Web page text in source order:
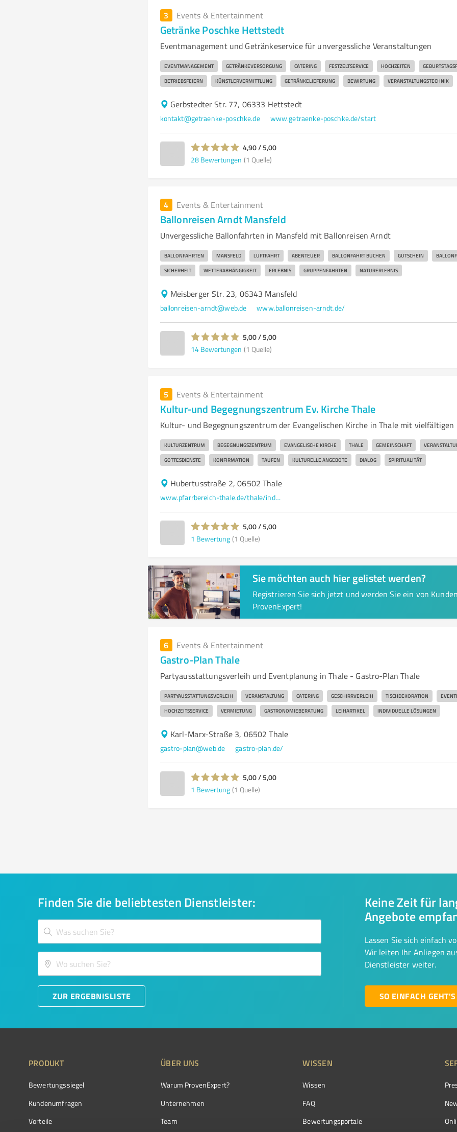
3 Events & Entertainment
Getränke Poschke Hettstedt
Eventmanagement und Getränkeservice für unvergessliche Veranstaltungen
EVENTMANAGEMENT GETRÄNKEVERSORGUNG CATERING FESTZELTSERVICE HOCHZEITEN
BETRIEBSFEIERN KÜNSTLERVERMITTLUNG GETRÄNKELIEFERUNG BEWIRTUNG VERANSTALTUNGSTECHNIK
Gerbstedter Str. 77, 06333 Hettstedt
kontakt@getraenke-poschke.de www.getraenke-poschke.de/start
4,90 / 5,00
28 Bewertungen (1 Quelle)
4 Events & Entertainment
Ballonreisen Arndt Mansfeld
Unvergessliche Ballonfahrten in Mansfeld mit Ballonreisen Arndt
BALLONFAHRTEN MANSFELD LUFTFAHRT ABENTEUER BALLONFAHRT BUCHEN GUTSCHEIN
SICHERHEIT WETTERABHÄNGIGKEIT ERLEBNIS GRUPPENFAHRTEN NATURERLEBNIS
Meisberger Str. 23, 06343 Mansfeld
ballonreisen-arndt@web.de www.ballonreisen-arndt.de/
5,00 / 5,00
14 Bewertungen (1 Quelle)
5 Events & Entertainment
Kultur-und Begegnungszentrum Ev. Kirche Thale
Kultur- und Begegnungszentrum der Evangelischen Kirche in Thale mit vielfältigen
KULTURZENTRUM BEGEGNUNGSZENTRUM EVANGELISCHE KIRCHE THALE GEMEINSCHAFT
GOTTESDIENSTE KONFIRMATION TAUFEN KULTURELLE ANGEBOTE DIALOG SPIRITUALITÄT
Hubertusstraße 2, 06502 Thale
www.pfarrbereich-thale.de/thale/index.php
5,00 / 5,00
1 Bewertung (1 Quelle)
Sie möchten auch hier gelistet werden?
Registrieren Sie sich jetzt und werden Sie ein von
ProvenExpert!
6 Events & Entertainment
Gastro-Plan Thale
Partyausstattungsverleih und Eventplanung in Thale - Gastro-Plan Thale
PARTYAUSSTATTUNGSVERLEIH VERANSTALTUNG CATERING GESCHIRRVERLEIH TISCHDEKORATION
HOCHZEITSSERVICE VERMIETUNG GASTRONOMIEBERATUNG LEIHARTIKEL INDIVIDUELLE LÖSUNGEN
Karl-Marx-Straße 3, 06502 Thale
gastro-plan@web.de gastro-plan.de/
5,00 / 5,00
1 Bewertung (1 Quelle)
Finden Sie die beliebtesten Dienstleister:
ZUR ERGEBNISLISTE
Keine Zeit für
Angebote
Lassen Sie sich einfach
Wir leiten Ihr Anliegen
Dienstleister weiter.
SO EINFACH GEHT'S
PRODUKT
Bewertungssiegel
Kundenumfragen
Vorteile
ÜBER UNS
Warum ProvenExpert?
Unternehmen
Team
WISSEN
Wissen
FAQ
Bewertungsportale